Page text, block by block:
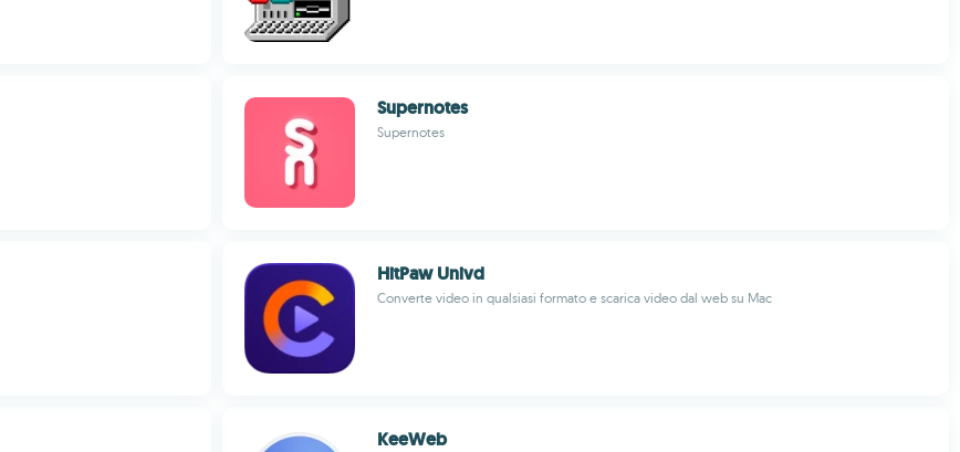
Supernotes
Supernotes
HitPaw Univd
Converte video in qualsiasi formato e scarica video dal web su Mac
KeeWeb